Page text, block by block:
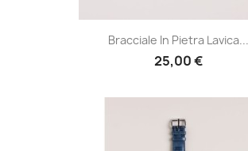
Bracciale In Pietra Lavica...
25,00 €